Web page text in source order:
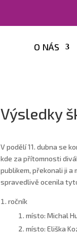
O NÁS
Výsledky
V podělí 11. dubna se
kde za přítomnosti
publikem, překonali ji a
spravedlivě ocenila
ročník
místo: Michal
místo: Eliška